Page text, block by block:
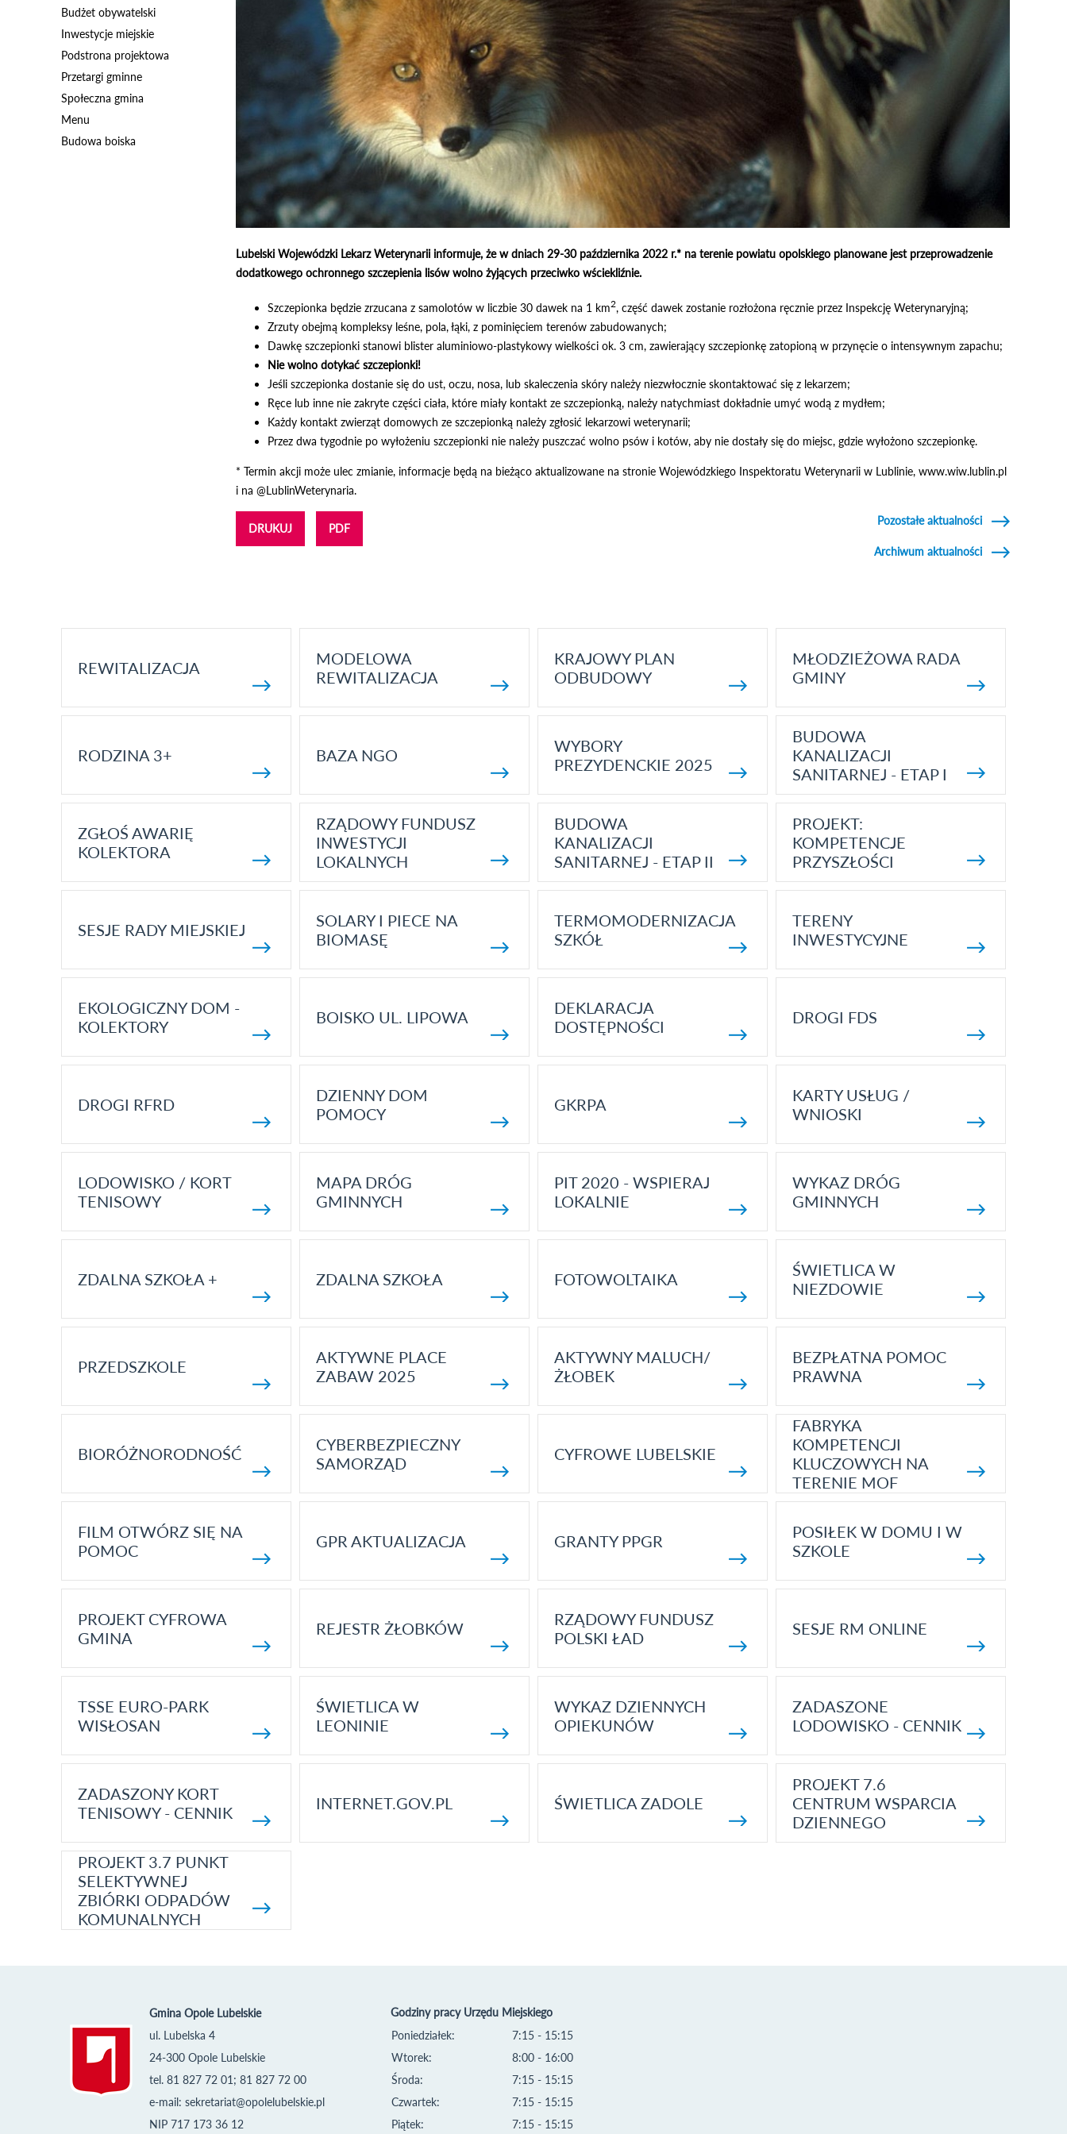
Budżet obywatelski
Inwestycje miejskie
Podstrona projektowa
Przetargi gminne
Społeczna gmina
Menu
Budowa boiska
Lubelski Wojewódzki Lekarz Weterynarii informuje, że w dniach 29-30 października 2022 r.* na terenie powiatu opolskiego planowane jest przeprowadzenie
dodatkowego ochronnego szczepienia lisów wolno żyjących przeciwko wściekliźnie.
Szczepionka będzie zrzucana z samolotów w liczbie 30 dawek na 1 km2, część dawek zostanie rozłożona ręcznie przez Inspekcję Weterynaryjną;
Zrzuty obejmą kompleksy leśne, pola, łąki, z pominięciem terenów zabudowanych;
Dawkę szczepionki stanowi blister aluminiowo-plastykowy wielkości ok. 3 cm, zawierający szczepionkę zatopioną w przynęcie o intensywnym zapachu;
Nie wolno dotykać szczepionki!
Jeśli szczepionka dostanie się do ust, oczu, nosa, lub skaleczenia skóry należy niezwłocznie skontaktować się z lekarzem;
Ręce lub inne nie zakryte części ciała, które miały kontakt ze szczepionką, należy natychmiast dokładnie umyć wodą z mydłem;
Każdy kontakt zwierząt domowych ze szczepionką należy zgłosić lekarzowi weterynarii;
Przez dwa tygodnie po wyłożeniu szczepionki nie należy puszczać wolno psów i kotów, aby nie dostały się do miejsc, gdzie wyłożono szczepionkę.
* Termin akcji może ulec zmianie, informacje będą na bieżąco aktualizowane na stronie Wojewódzkiego Inspektoratu Weterynarii w Lublinie, www.wiw.lublin.pl
i na @LublinWeterynaria.
DRUKUJ PDF
Pozostałe aktualności
Archiwum aktualności
REWITALIZACJA
MODELOWA
REWITALIZACJA
KRAJOWY PLAN
ODBUDOWY
MŁODZIEŻOWA RADA
GMINY
RODZINA 3+ BAZA NGO
WYBORY
PREZYDENCKIE 2025
BUDOWA
KANALIZACJI
SANITARNEJ - ETAP I
ZGŁOŚ AWARIĘ
KOLEKTORA
RZĄDOWY FUNDUSZ
INWESTYCJI
LOKALNYCH
BUDOWA
KANALIZACJI
SANITARNEJ - ETAP II
PROJEKT:
KOMPETENCJE
PRZYSZŁOŚCI
SESJE RADY MIEJSKIEJ
SOLARY I PIECE NA
BIOMASĘ
TERMOMODERNIZACJA
SZKÓŁ
TERENY
INWESTYCYJNE
EKOLOGICZNY DOM -
KOLEKTORY
BOISKO UL. LIPOWA
DEKLARACJA
DOSTĘPNOŚCI
DROGI FDS
DROGI RFRD
DZIENNY DOM
POMOCY
GKRPA
KARTY USŁUG /
WNIOSKI
LODOWISKO / KORT
TENISOWY
MAPA DRÓG
GMINNYCH
PIT 2020 - WSPIERAJ
LOKALNIE
WYKAZ DRÓG
GMINNYCH
ZDALNA SZKOŁA + ZDALNA SZKOŁA FOTOWOLTAIKA
ŚWIETLICA W
NIEZDOWIE
PRZEDSZKOLE
AKTYWNE PLACE
ZABAW 2025
AKTYWNY MALUCH/
ŻŁOBEK
BEZPŁATNA POMOC
PRAWNA
BIORÓŻNORODNOŚĆ
CYBERBEZPIECZNY
SAMORZĄD
CYFROWE LUBELSKIE
FABRYKA
KOMPETENCJI
KLUCZOWYCH NA
TERENIE MOF
FILM OTWÓRZ SIĘ NA
POMOC
GPR AKTUALIZACJA GRANTY PPGR
POSIŁEK W DOMU I W
SZKOLE
PROJEKT CYFROWA
GMINA
REJESTR ŻŁOBKÓW
RZĄDOWY FUNDUSZ
POLSKI ŁAD
SESJE RM ONLINE
TSSE EURO-PARK
WISŁOSAN
ŚWIETLICA W
LEONINIE
WYKAZ DZIENNYCH
OPIEKUNÓW
ZADASZONE
LODOWISKO - CENNIK
ZADASZONY KORT
TENISOWY - CENNIK
INTERNET.GOV.PL ŚWIETLICA ZADOLE
PROJEKT 7.6
CENTRUM WSPARCIA
DZIENNEGO
PROJEKT 3.7 PUNKT
SELEKTYWNEJ
ZBIÓRKI ODPADÓW
KOMUNALNYCH
Gmina Opole Lubelskie
ul. Lubelska 4
24-300 Opole Lubelskie
tel. 81 827 72 01; 81 827 72 00
e-mail: sekretariat@opolelubelskie.pl
NIP 717 173 36 12
Godziny pracy Urzędu Miejskiego
Poniedziałek:
Wtorek:
Środa:
Czwartek:
Piątek:
7:15 - 15:15
8:00 - 16:00
7:15 - 15:15
7:15 - 15:15
7:15 - 15:15